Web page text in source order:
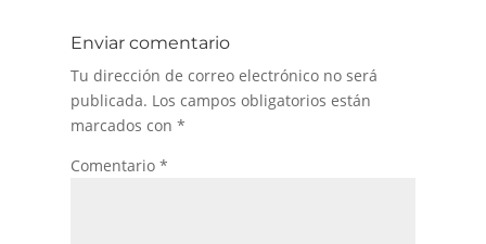
Enviar comentario
Tu dirección de correo electrónico no será
publicada. Los campos obligatorios están
marcados con *
Comentario *